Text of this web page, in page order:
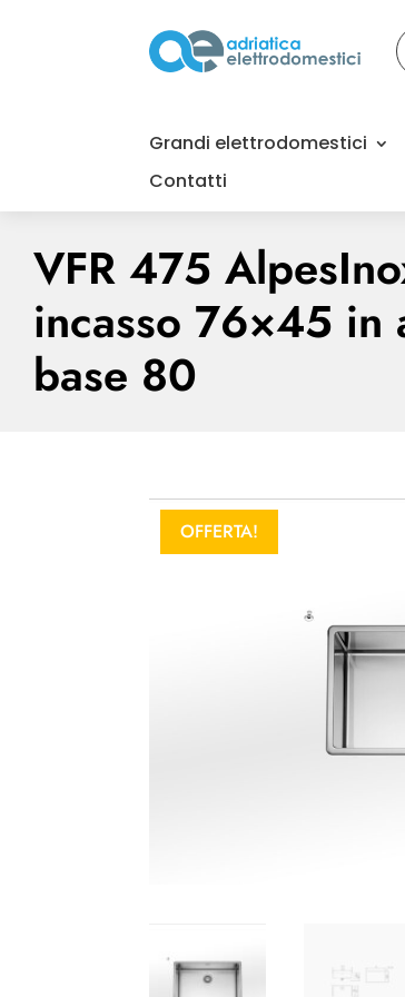
Grandi elettrodomestici
Contatti
VFR 475
incasso 76×45 in
base 80
OFFERTA!